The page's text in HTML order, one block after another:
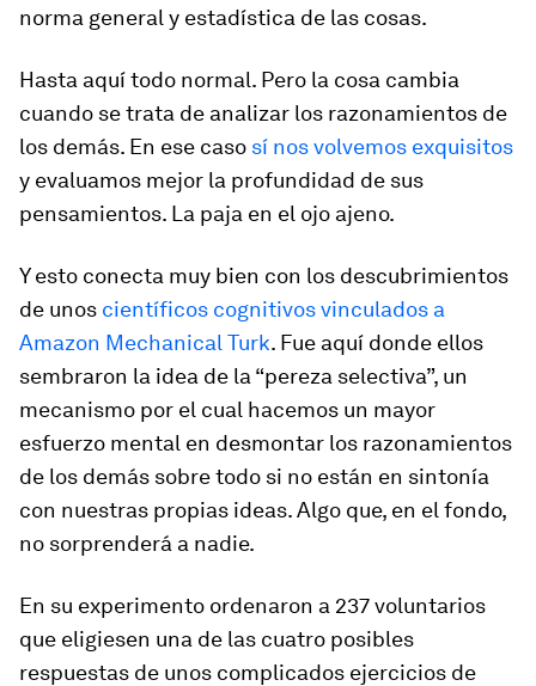
norma general y estadística de las cosas.
Hasta aquí todo normal. Pero la cosa cambia
cuando se trata de analizar los razonamientos de
los demás. En ese caso sí nos volvemos exquisitos
y evaluamos mejor la profundidad de sus
pensamientos. La paja en el ojo ajeno.
Y esto conecta muy bien con los descubrimientos
de unos científicos cognitivos vinculados a
Amazon Mechanical Turk. Fue aquí donde ellos
sembraron la idea de la “pereza selectiva”, un
mecanismo por el cual hacemos un mayor
esfuerzo mental en desmontar los razonamientos
de los demás sobre todo si no están en sintonía
con nuestras propias ideas. Algo que, en el fondo,
no sorprenderá a nadie.
En su experimento ordenaron a 237 voluntarios
que eligiesen una de las cuatro posibles
respuestas de unos complicados ejercicios de